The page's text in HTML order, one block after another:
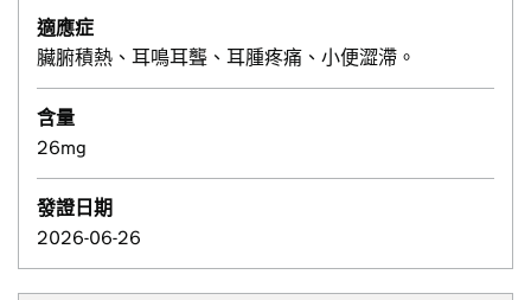
適應症
臟腑積熱、耳鳴耳聾、耳腫疼痛、小便澀滯。
含量
26mg
發證日期
2026-06-26